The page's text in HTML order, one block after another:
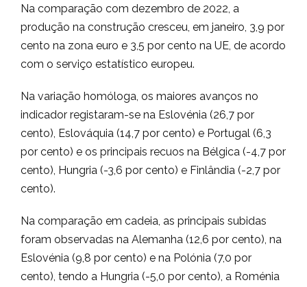
Na comparação com dezembro de 2022, a
produção na construção cresceu, em janeiro, 3,9 por
cento na zona euro e 3,5 por cento na UE, de acordo
com o serviço estatístico europeu.
Na variação homóloga, os maiores avanços no
indicador registaram-se na Eslovénia (26,7 por
cento), Eslováquia (14,7 por cento) e Portugal (6,3
por cento) e os principais recuos na Bélgica (-4,7 por
cento), Hungria (-3,6 por cento) e Finlândia (-2,7 por
cento).
Na comparação em cadeia, as principais subidas
foram observadas na Alemanha (12,6 por cento), na
Eslovénia (9,8 por cento) e na Polónia (7,0 por
cento), tendo a Hungria (-5,0 por cento), a Roménia